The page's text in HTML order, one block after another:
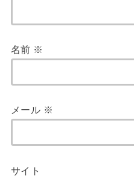
名前 ※
メール ※
サイト